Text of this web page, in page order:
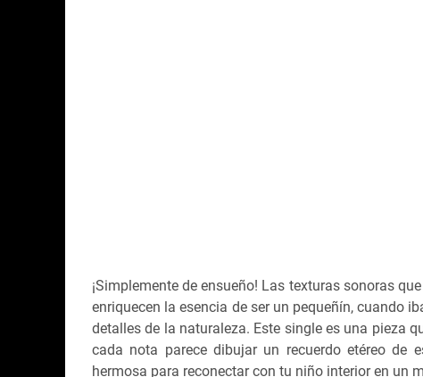
¡Simplemente de ensueño! Las texturas sonoras
enriquecen la esencia de ser un pequeñín, cuando
detalles de la naturaleza. Este single es una pieza
cada nota parece dibujar un recuerdo etéreo
hermosa para reconectar con tu niño interior en un